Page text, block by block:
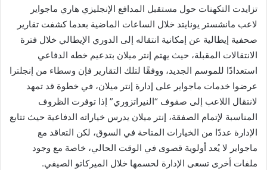
تزايدت التكهنات حول مستقبل المدافع الإنجليزي هاري ماجواير
لاعب مانشستر يونايتد خلال الساعات الماضية بعدما كشفت تقارير
صحفية إيطالية عن إمكانية انتقاله إلى الدوري الإيطالي خلال فترة
الانتقالات المقبلة، حيث يهتم إنتر ميلان بتدعيم خطه الدفاعي
استعدادًا للموسم الجديد، ووفقًا لتلك التقارير فإن وسطاء من إنجلترا
عرضوا خدمات ماجواير على إدارة إنتر ميلان، في خطوة قد تمهد
لانتقال اللاعب إلى صفوف “النيراتزوري” إذا توفرت الظروف
المناسبة لإتمام الصفقة، إنتر ميلان يدرس خياراته الدفاعية حيث تتابع
الإدارة عددًا من الخيارات المتاحة في السوق، لكن التعاقد مع
ماجواير لا يُعد أولوية قصوى في الوقت الحالي، خاصة مع وجود
ملفات أخرى تسعى الإدارة لحسمها خلال الميركاتو الصيفي.